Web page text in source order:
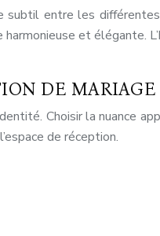
entre les
et élégante.
DE MARIAGE
Choisir la nuance
de réception.